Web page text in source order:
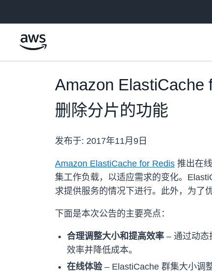
Amazon ElastiCache
删除分片的功能
发布于: 2017年11月9日
Amazon ElastiCache for Redis 推出在
集工作负载，以适应需求的变化。
求提供服务的情况下进行。此外，为了
下面是本次公告的主要亮点：
合理调整大小和提高效率 – 通过动态
效率并降低成本。
在线体验– ElastiCache 群集大小调